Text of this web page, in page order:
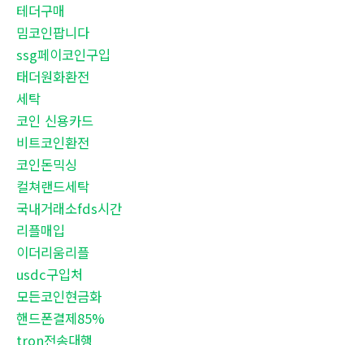
테더구매
밈코인팝니다
ssg페이코인구입
태더원화환전
세탁
코인 신용카드
비트코인환전
코인돈믹싱
컬쳐랜드세탁
국내거래소fds시간
리플매입
이더리움리플
usdc구입처
모든코인현금화
핸드폰결제85%
tron전송대행